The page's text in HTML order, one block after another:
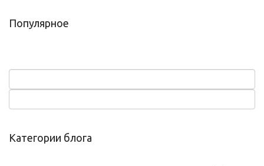
Популярное
Категории блога